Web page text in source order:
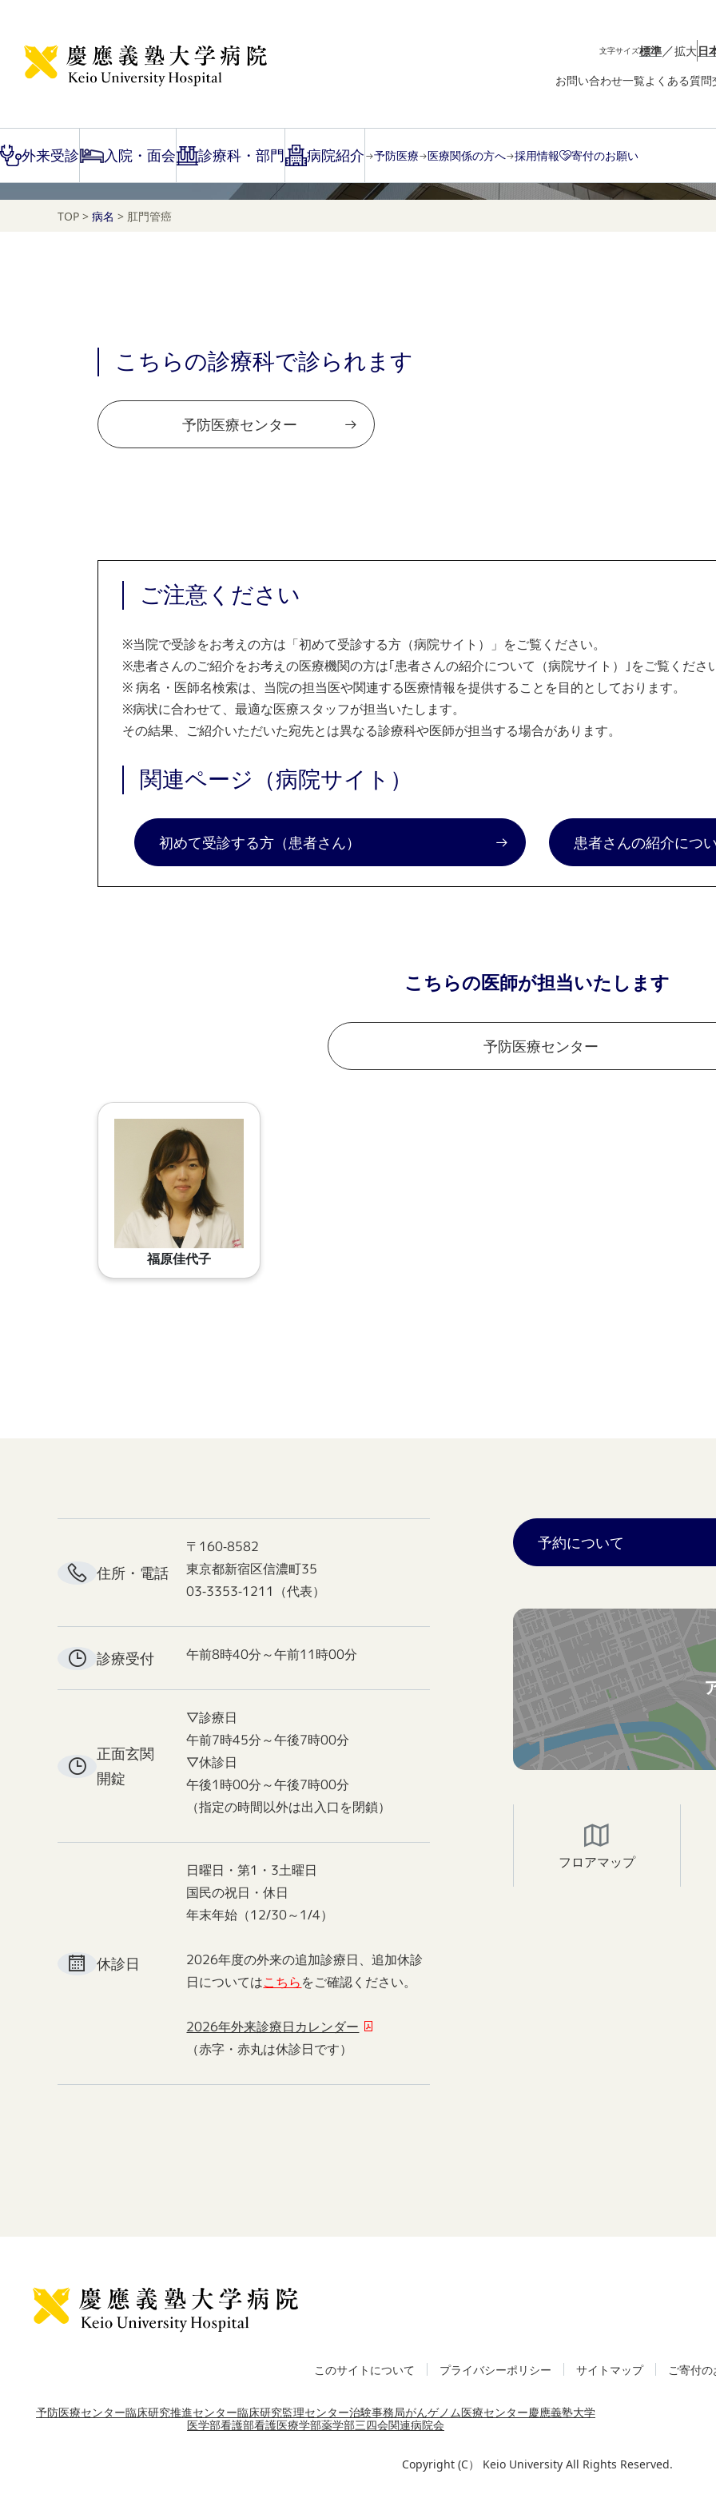
文字サイズ標準／拡大日
お問い合わせ一覧よくある質問
外来受診 入院・面会 診療科・部門 病院紹介 予防医療 医療関係の方へ 採用情報 寄付のお願い
Disease Name Search
TOP > 病名 > 肛門管癌
こちらの診療科で診られます
予防医療センター
ご注意ください
※当院で受診をお考えの方は「初めて受診する方（病院サイト）」をご覧ください。
※患者さんのご紹介をお考えの医療機関の方は｢患者さんの紹介について（病院サイト）｣をご覧くださ
※病名・医師名検索は、当院の担当医や関連する医療情報を提供することを目的としております。
※病状に合わせて、最適な医療スタッフが担当いたします。
その結果、ご紹介いただいた宛先とは異なる診療科や医師が担当する場合があります。
関連ページ（病院サイト）
初めて受診する方（患者さん） 患者さんの紹介につ
こちらの医師が担当いたします
予防医療センター
福原佳代子
住所・電話
〒160-8582
東京都新宿区信濃町35
03-3353-1211（代表）
診療受付 午前8時40分～午前11時00分
正面玄関
開錠
▽診療日
午前7時45分～午後7時00分
▽休診日
午後1時00分～午後7時00分
（指定の時間以外は出入口を閉鎖）
休診日
日曜日・第1・3土曜日
国民の祝日・休日
年末年始（12/30～1/4）
2026年度の外来の追加診療日、追加休診
日についてはこちらをご確認ください。
2026年外来診療日カレンダー
（赤字・赤丸は休診日です）
予約について
フロアマップ
このサイトについて プライバシーポリシー サイトマップ ご寄付
予防医療センター臨床研究推進センター臨床研究監理センター治験事務局がんゲノム医療センター慶應義塾大学
医学部看護部看護医療学部薬学部三四会関連病院会
Copyright (C） Keio University All Rights Reserved.